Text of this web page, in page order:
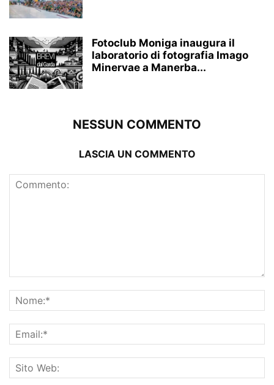
Fotoclub Moniga inaugura il
laboratorio di fotografia Imago
Minervae a Manerba...
NESSUN COMMENTO
LASCIA UN COMMENTO